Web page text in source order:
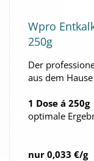
Wpro
250g
Der
aus dem
1 Dose á 250g
op­ti­ma­le
nur 0,033 €/g